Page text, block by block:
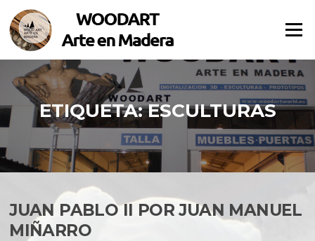
Saltar al contenido
Menú
ETIQUETA:ESCULTURAS
JUAN PABLO II POR JUAN MANUEL
MIÑARRO